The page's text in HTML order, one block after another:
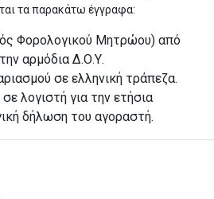
τα παρακάτω έγγραφα:
Φορολογικού Μητρώου) από
την αρμόδια Δ.Ο.Υ.
σε ελληνική τράπεζα.
λογιστή για την ετήσια
δήλωση του αγοραστή.